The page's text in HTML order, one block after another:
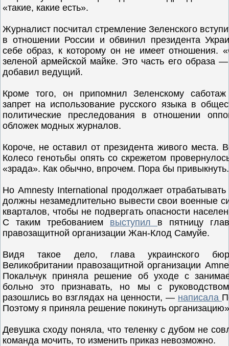
«такие, какие есть».
Журналист посчитал стремление Зеленского
в отношении России и обвинил президента
себе образ, к которому он не имеет отношения.
зеленой армейской майке. Это часть его образа
добавил ведущий.
Кроме того, он припомнил Зеленскому
запрет на использование русского языка в
политические преследования в отношении
обложек модных журналов.
Короче, не оставил от президента живого места.
Колесо генотьбы опять со скрежетом
«зрада». Как обычно, впрочем. Пора бы привыкнуть.
Но Amnesty International продолжает отрабатывать
должны незамедлительно вывести свои военные
кварталов, чтобы не подвергать опасности
С таким требованием выступил в пятницу
правозащитной организации Жан-Клод Самуйе.
Видя такое дело, глава украинского
Великобритании правозащитной организации
Покальчук приняла решение об уходе с
больно это признавать, но мы с
разошлись во взглядах на ценности, — написала
Поэтому я приняла решение покинуть
Девушка сходу поняла, что теленку с дубом не
команда мочить, то изменить приказ невозможно.